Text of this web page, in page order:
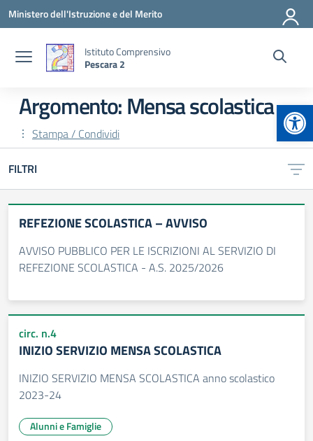
Vai ai contenuti
Vai al menu di navigazione
Vai al footer
Ministero dell'Istruzione e del Merito
Istituto Comprensivo
Pescara 2
Argomento: Mensa scolastica
Stampa / Condividi
FILTRI
REFEZIONE SCOLASTICA – AVVISO
AVVISO PUBBLICO PER LE ISCRIZIONI AL SERVIZIO DI
REFEZIONE SCOLASTICA - A.S. 2025/2026
circ. n.4
INIZIO SERVIZIO MENSA SCOLASTICA
INIZIO SERVIZIO MENSA SCOLASTICA anno scolastico
2023-24
Alunni e Famiglie